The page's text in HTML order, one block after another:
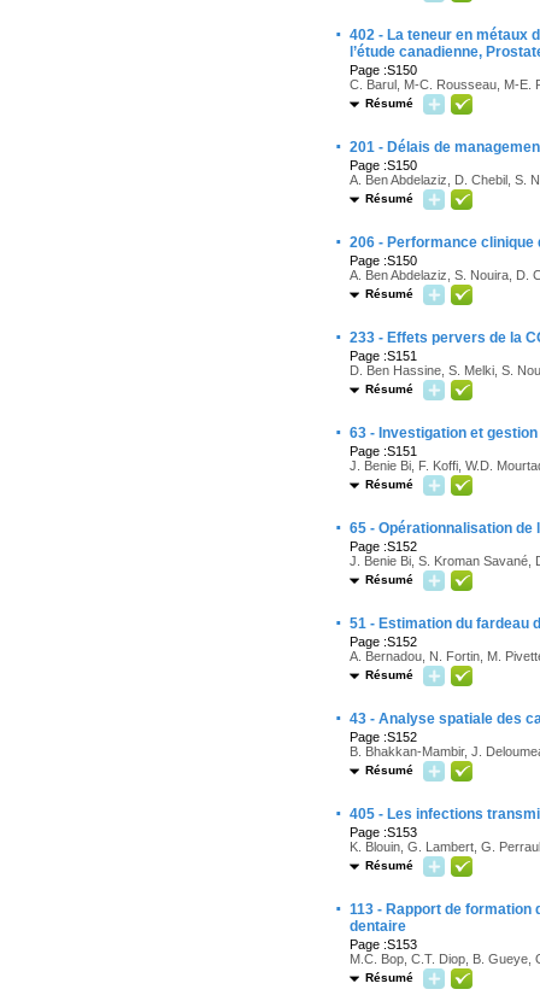
· 402 - La teneur en métaux
l’étude canadienne,
Page :S150
C. Barul, M-C. Rousseau, M-E.
Résumé
· 201 - Délais de
Page :S150
A. Ben Abdelaziz, D. Chebil, S.
Résumé
· 206 - Performance
Page :S150
A. Ben Abdelaziz, S. Nouira, D.
Résumé
· 233 - Effets pervers de la
Page :S151
D. Ben Hassine, S. Melki, S.
Résumé
· 63 - Investigation et
Page :S151
J. Benie Bi, F. Koffi, W.D.
Résumé
· 65 - Opérationnalisation de
Page :S152
J. Benie Bi, S. Kroman Savané,
Résumé
· 51 - Estimation du fardeau
Page :S152
A. Bernadou, N. Fortin, M.
Résumé
· 43 - Analyse spatiale des
Page :S152
B. Bhakkan-Mambir, J.
Résumé
· 405 - Les infections
Page :S153
K. Blouin, G. Lambert, G.
Résumé
· 113 - Rapport de
dentaire
Page :S153
M.C. Bop, C.T. Diop, B. Gueye,
Résumé